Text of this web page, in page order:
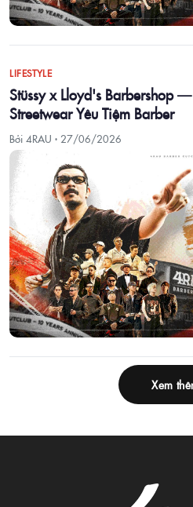
LIFESTYLE
Stüssy x Lloyd's Barbershop
Streetwear Yêu Tiệm Barber
Bởi 4RAU · 27/06/2026
Xem